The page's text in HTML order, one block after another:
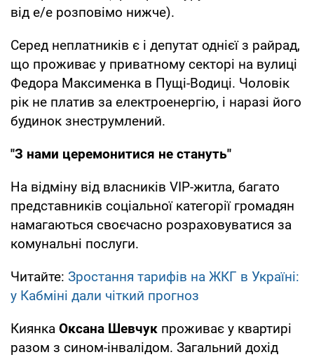
від е/е розповімо нижче).
Серед неплатників є і депутат однієї з райрад,
що проживає у приватному секторі на вулиці
Федора Максименка в Пущі-Водиці. Чоловік
рік не платив за електроенергію, і наразі його
будинок знеструмлений.
"З нами церемонитися не стануть"
На відміну від власників VIP-житла, багато
представників соціальної категорії громадян
намагаються своєчасно розраховуватися за
комунальні послуги.
Читайте: Зростання тарифів на ЖКГ в Україні:
у Кабміні дали чіткий прогноз
Киянка Оксана Шевчук проживає у квартирі
разом з сином-інвалідом. Загальний дохід